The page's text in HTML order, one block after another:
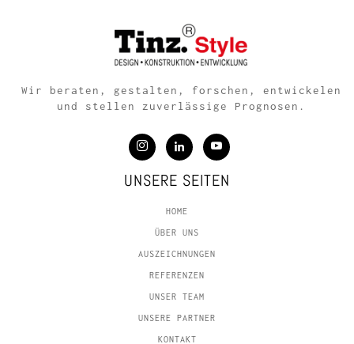
Wir beraten, gestalten, forschen, entwickelen
und stellen zuverlässige Prognosen.
UNSERE SEITEN
HOME
ÜBER UNS
AUSZEICHNUNGEN
REFERENZEN
UNSER TEAM
UNSERE PARTNER
KONTAKT